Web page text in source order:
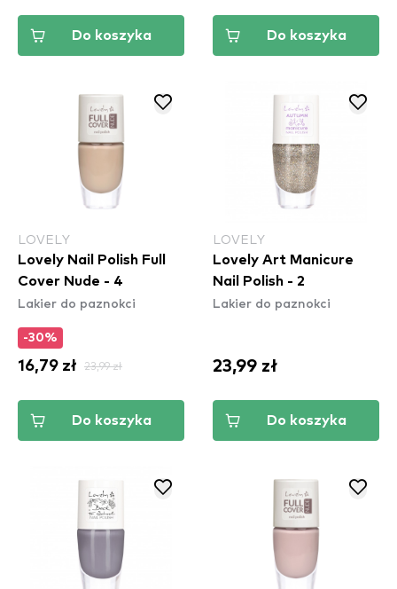
Do koszyka Do koszyka
LOVELY
Lovely Nail Polish Full
Cover Nude - 4
Lakier do paznokci
-30%
16,79 zł 23,99 zł
Do koszyka
LOVELY
Lovely Art Manicure
Nail Polish - 2
Lakier do paznokci
23,99 zł
Do koszyka